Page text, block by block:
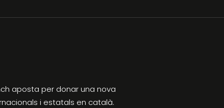
aposta per donar una nova
i estatals en català.